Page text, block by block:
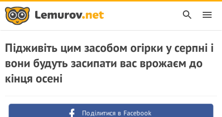
Підживіть цим засобом огірки у серпні і
вони будуть засипати вас врожаєм до
кінця осені
Поділитися в Facebook